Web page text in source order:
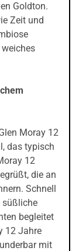
Goldton.
Zeit und
Moray 12
das typisch
12
die an
Schnell
süßliche
begleitet
12 Jahre
mit